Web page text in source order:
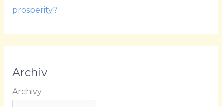
prosperity?
Archiv
Archivy